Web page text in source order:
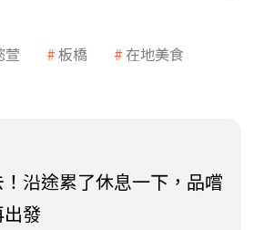
萱 板橋
在地美食
沿途累了休息一下，品嚐
發